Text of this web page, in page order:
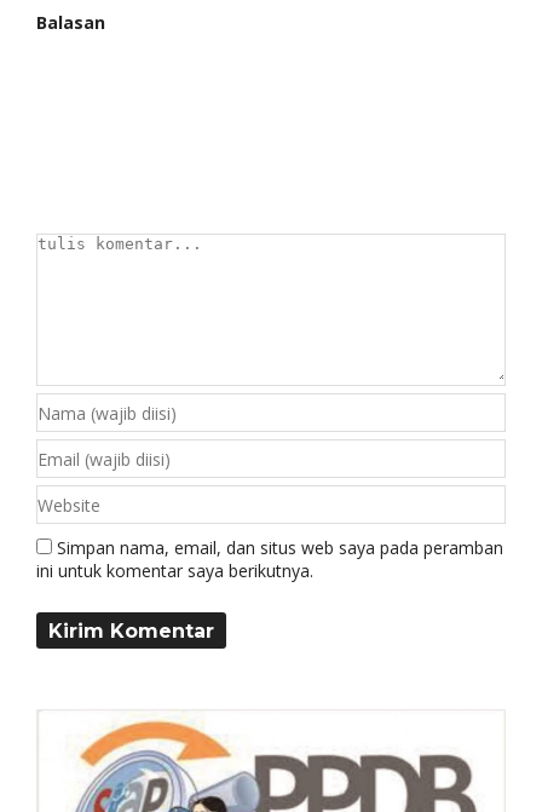
Balasan
Simpan nama, email, dan situs web saya pada peramban
ini untuk komentar saya berikutnya.